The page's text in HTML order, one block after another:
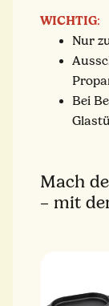
WICHTIG:
Nur
Bei
Mach
– mit